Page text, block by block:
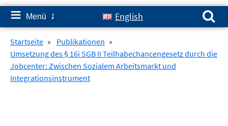
≡ Menü ✘ English
Suchen nach:
Startseite » Publikationen »
Umsetzung des § 16i SGB II Teilhabechancengesetz durch die
Jobcenter: Zwischen Sozialem Arbeitsmarkt und
Integrationsinstrument